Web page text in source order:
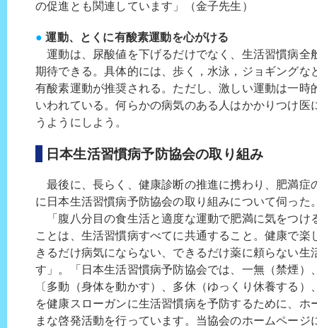
の促進とも関連しています」（金子先生）
●運動、とくに有酸素運動を心がける
運動は、尿酸値を下げるだけでなく、生活習慣病全
期待できる。具体的には、歩く，水泳，ジョギングな
有酸素運動が推奨される。ただし、激しい運動は一時
いわれている。何らかの病気のある人はかかりつけ医
うようにしよう。
日本生活習慣病予防協会の取り組み
最後に、長らく、健康診断の推進に携わり、肥満症
に日本生活習慣病予防協会の取り組みについて伺った
「腹八分目の食生活と適度な運動で肥満に気をつけ
ことは、生活習慣病すべてに共通すること。健康で楽
きるだけ病気にならない、できるだけ薬に頼らない生
す」。「日本生活習慣病予防協会では、一無（禁煙）
〔多動（身体を動かす）、多休（ゆっくり休養する
を健康スローガンに生活習慣病を予防するために、ホ
まな啓発活動を行っています。当協会のホームページ